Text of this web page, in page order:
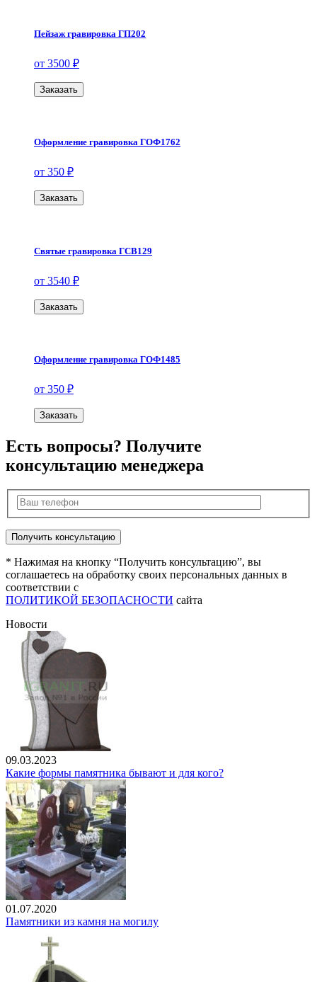
Пейзаж гравировка ГП202
от 3500 ₽
Заказать
Оформление гравировка ГОФ1762
от 350 ₽
Заказать
Святые гравировка ГСВ129
от 3540 ₽
Заказать
Оформление гравировка ГОФ1485
от 350 ₽
Заказать
Есть вопросы? Получите
консультацию менеджера
* Нажимая на кнопку “Получить консультацию”, вы
соглашаетесь на обработку своих персональных данных в
соответствии с
ПОЛИТИКОЙ БЕЗОПАСНОСТИ сайта
Новости
09.03.2023
Какие формы памятника бывают и для кого?
01.07.2020
Памятники из камня на могилу